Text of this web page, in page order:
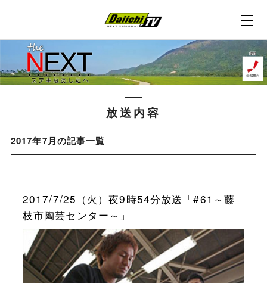
放送内容
2017年7月の記事一覧
2017/7/25（火）夜9時54分放送「#61～藤
枝市陶芸センター～」